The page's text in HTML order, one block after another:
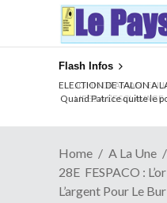
Flash Infos
ELECTION DE TALON A
Quand Patrice quitte le
Home
A La Une
28E FESPACO :
L’argent Pour Le